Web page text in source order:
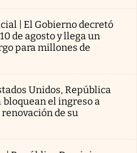
| El Gobierno decretó
de agosto y llega un
para millones de
Unidos, República
el ingreso a
de su